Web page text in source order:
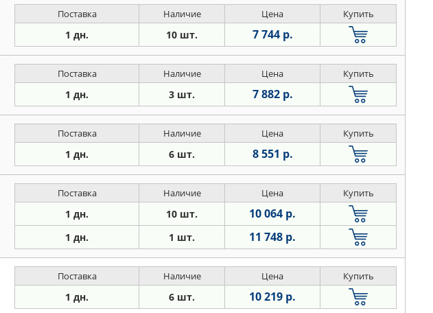
Поставка Наличие Цена Купить
1 дн. 10 шт. 7 744 р.
Поставка Наличие Цена Купить
1 дн. 3 шт. 7 882 р.
Поставка Наличие Цена Купить
1 дн. 6 шт. 8 551 р.
Поставка Наличие Цена Купить
1 дн. 10 шт. 10 064 р.
1 дн. 1 шт. 11 748 р.
Поставка Наличие Цена Купить
1 дн. 6 шт. 10 219 р.